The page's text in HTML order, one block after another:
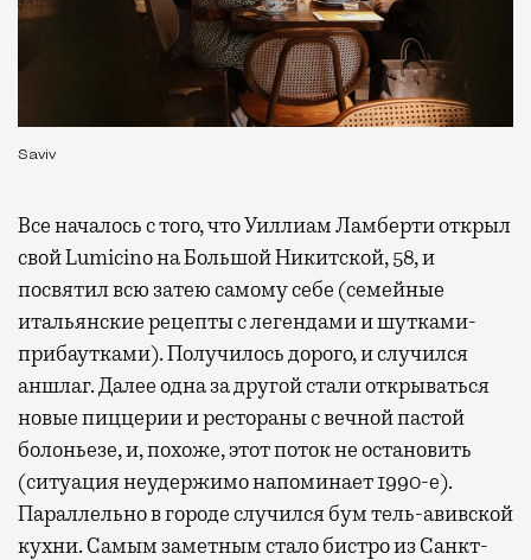
Saviv
Все началось с того, что Уиллиам Ламберти открыл
свой Lumicino на Большой Никитской, 58, и
посвятил всю затею самому себе (семейные
итальянские рецепты с легендами и шутками-
прибаутками). Получилось дорого, и случился
аншлаг. Далее одна за другой стали открываться
новые пиццерии и рестораны с вечной пастой
болоньезе, и, похоже, этот поток не остановить
(ситуация неудержимо напоминает 1990-е).
Параллельно в городе случился бум тель-авивской
кухни. Самым заметным стало бистро из Санкт-